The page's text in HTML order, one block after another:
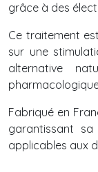
grâce à des
Ce traitement
sur une
alternative
Fabriqué en
garantissant sa
applicables aux